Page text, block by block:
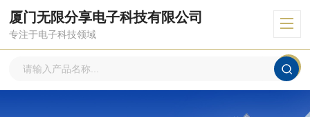
厦门无限分享电子科技有限公司
专注于电子科技领域